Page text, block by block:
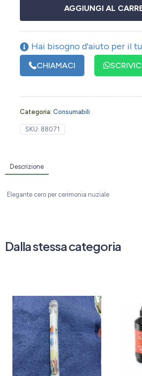
AGGIUNGI AL
Hai bisogno d'aiuto per il
CHIAMACI
Categoria: Consumabili
SKU: 88071
Descrizione
Elegante cero per cerimonia nuziale
Dalla stessa categoria